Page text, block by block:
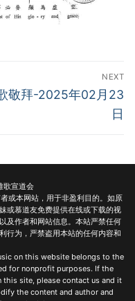
NEXT
敬拜-2025年02月23
日
宣道会
或本网站，用于非盈利目的。如原
或慕道友免费提供在线或下载的视
及作者和网站信息。本站严禁任何
行为，严禁盗用本站的任何内容和
on this website belongs to the
for nonprofit purposes. If the
site, please contact us and it
the content and author and